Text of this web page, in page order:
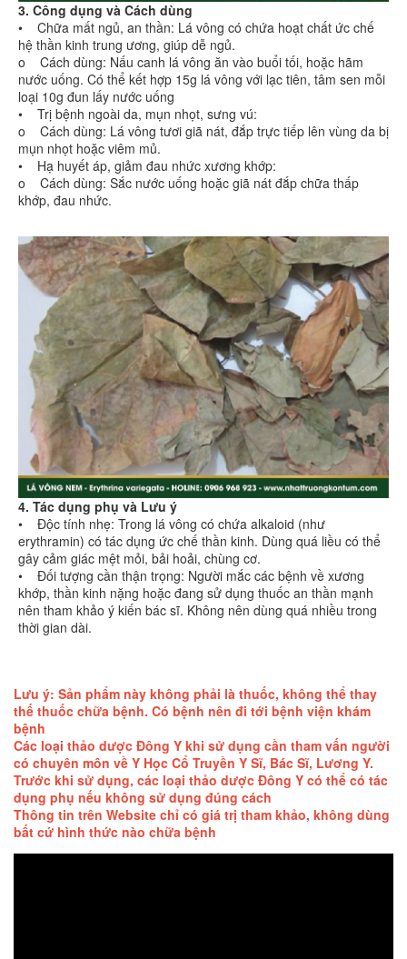
3. Công dụng và Cách dùng
• Chữa mất ngủ, an thần: Lá vông có chứa hoạt chất ức chế
hệ thần kinh trung ương, giúp dễ ngủ.
o Cách dùng: Nấu canh lá vông ăn vào buổi tối, hoặc hãm
nước uống. Có thể kết hợp 15g lá vông với lạc tiên, tâm sen mỗi
loại 10g đun lấy nước uống
• Trị bệnh ngoài da, mụn nhọt, sưng vú:
o Cách dùng: Lá vông tươi giã nát, đắp trực tiếp lên vùng da bị
mụn nhọt hoặc viêm mủ.
• Hạ huyết áp, giảm đau nhức xương khớp:
o Cách dùng: Sắc nước uống hoặc giã nát đắp chữa thấp
khớp, đau nhức.
4. Tác dụng phụ và Lưu ý
• Độc tính nhẹ: Trong lá vông có chứa alkaloid (như
erythramin) có tác dụng ức chế thần kinh. Dùng quá liều có thể
gây cảm giác mệt mỏi, bải hoải, chùng cơ.
• Đối tượng cần thận trọng: Người mắc các bệnh về xương
khớp, thần kinh nặng hoặc đang sử dụng thuốc an thần mạnh
nên tham khảo ý kiến bác sĩ. Không nên dùng quá nhiều trong
thời gian dài.
Lưu ý: Sản phẩm này không phải là thuốc, không thể thay
thế thuốc chữa bệnh. Có bệnh nên đi tới bệnh viện khám
bệnh
Các loại thảo dược Đông Y khi sử dụng cần tham vấn người
có chuyên môn về Y Học Cổ Truyền Y Sĩ, Bác Sĩ, Lương Y.
Trước khi sử dụng, các loại thảo dược Đông Y có thể có tác
dụng phụ nếu không sử dụng đúng cách
Thông tin trên Website chỉ có giá trị tham khảo, không dùng
bất cứ hình thức nào chữa bệnh